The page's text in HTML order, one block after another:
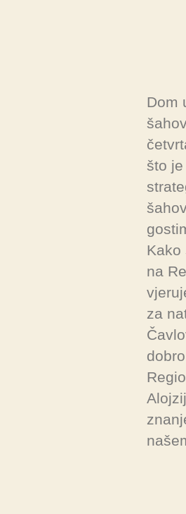
Dom
što
Kako
na
za